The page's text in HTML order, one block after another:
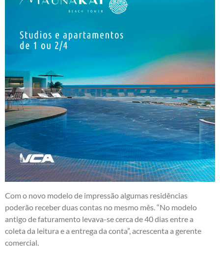
Com o novo modelo de impressão algumas residências
poderão receber duas contas no mesmo mês. “No modelo
antigo de faturamento levava-se cerca de 40 dias entre a
coleta da leitura e a entrega da conta”, acrescenta a gerente
comercial.